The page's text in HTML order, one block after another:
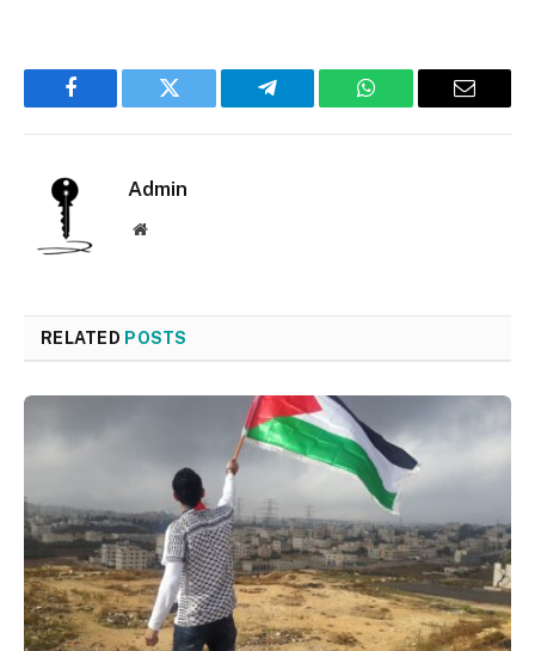
Facebook Twitter Telegram WhatsApp Email
Admin
Website
RELATED POSTS